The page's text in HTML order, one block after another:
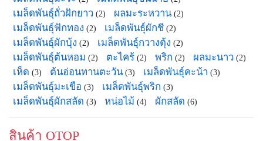
เมล็ดพันธุ์ถั่วฝักยาว (2) ผลมะระหวาน (2)
เมล็ดพันธุ์ฟักทอง (2) เมล็ดพันธุ์ผักชี (2)
เมล็ดพันธุ์ผักบุ้ง (2) เมล็ดพันธุ์กวางตุ้ง (2)
เมล็ดพันธุ์ต้นหอม (2) ตะไคร้ (2) พริก (2) ผลมะนาว (2)
เห็ด (3) ต้นอ่อนทานตะวัน (3) เมล็ดพันธุ์คะน้า (3)
เมล็ดพันธุ์มะเขือ (3) เมล็ดพันธุ์พริก (3)
เมล็ดพันธุ์ผักสลัด (3) หน่อไม้ (4) ผักสลัด (6)
สินค้า OTOP